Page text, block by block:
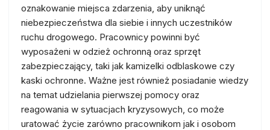
oznakowanie miejsca zdarzenia, aby uniknąć
niebezpieczeństwa dla siebie i innych uczestników
ruchu drogowego. Pracownicy powinni być
wyposażeni w odzież ochronną oraz sprzęt
zabezpieczający, taki jak kamizelki odblaskowe czy
kaski ochronne. Ważne jest również posiadanie wiedzy
na temat udzielania pierwszej pomocy oraz
reagowania w sytuacjach kryzysowych, co może
uratować życie zarówno pracownikom jak i osobom